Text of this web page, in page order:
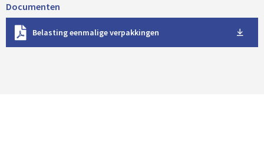
Documenten
Belasting eenmalige verpakkingen
w